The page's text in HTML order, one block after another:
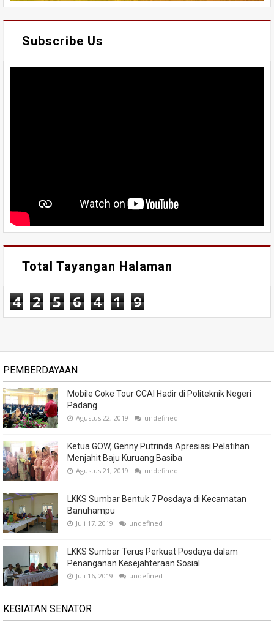
Subscribe Us
Total Tayangan Halaman
4 2 5 6 4 1 9
PEMBERDAYAAN
Mobile Coke Tour CCAI Hadir di Politeknik Negeri
Padang.
Agustus 22, 2019 undefined
Ketua GOW, Genny Putrinda Apresiasi Pelatihan
Menjahit Baju Kuruang Basiba
Agustus 21, 2019 undefined
LKKS Sumbar Bentuk 7 Posdaya di Kecamatan
Banuhampu
Juli 17, 2019 undefined
LKKS Sumbar Terus Perkuat Posdaya dalam
Penanganan Kesejahteraan Sosial
Juli 16, 2019 undefined
KEGIATAN SENATOR